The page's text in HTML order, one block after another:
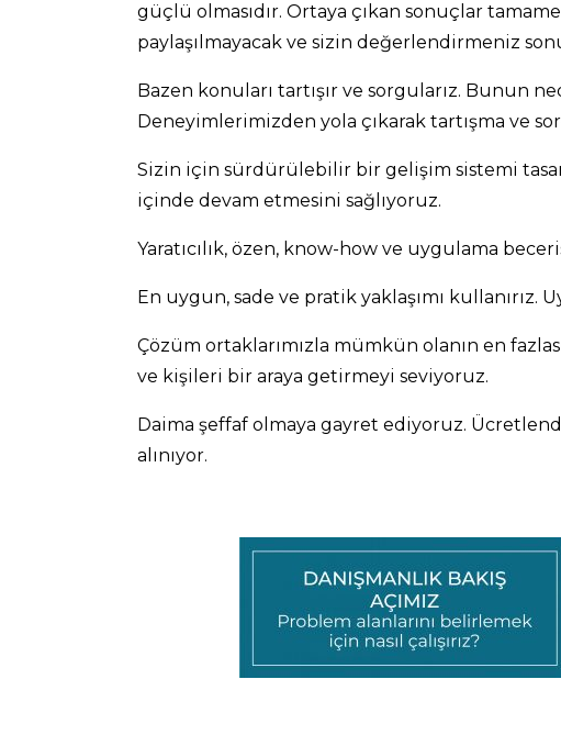
güçlü olmasıdır. Ortaya çıkan sonuçlar
paylaşılmayacak ve sizin değerlendirmeniz
Bazen konuları tartışır ve sorgularız. Bunun
Deneyimlerimizden yola çıkarak tartışma ve
Sizin için sürdürülebilir bir gelişim sistemi
içinde devam etmesini sağlıyoruz.
Yaratıcılık, özen, know-how ve uygulama
En uygun, sade ve pratik yaklaşımı
Çözüm ortaklarımızla mümkün olanın en
ve kişileri bir araya getirmeyi seviyoruz.
Daima şeffaf olmaya gayret ediyoruz.
alınıyor.